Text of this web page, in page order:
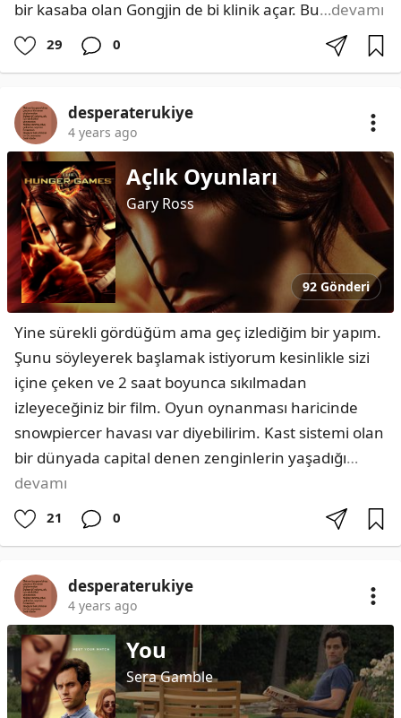
bir kasaba olan Gongjin de bi klinik açar. Bu…devamı
29 0
desperaterukiye
4 years ago
Açlık Oyunları
Gary Ross
92 Gönderi
Yine sürekli gördüğüm ama geç izlediğim bir yapım.
Şunu söyleyerek başlamak istiyorum kesinlikle sizi
içine çeken ve 2 saat boyunca sıkılmadan
izleyeceğiniz bir film. Oyun oynanması haricinde
snowpiercer havası var diyebilirim. Kast sistemi olan
bir dünyada capital denen zenginlerin yaşadığı…
devamı
21 0
desperaterukiye
4 years ago
You
Sera Gamble